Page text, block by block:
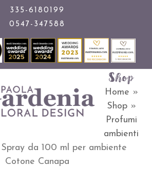
335-6180199
0547-347588
Shop
Home »
Shop»
Profumi
ambienti
Spray da 100 ml per ambiente
Cotone Canapa